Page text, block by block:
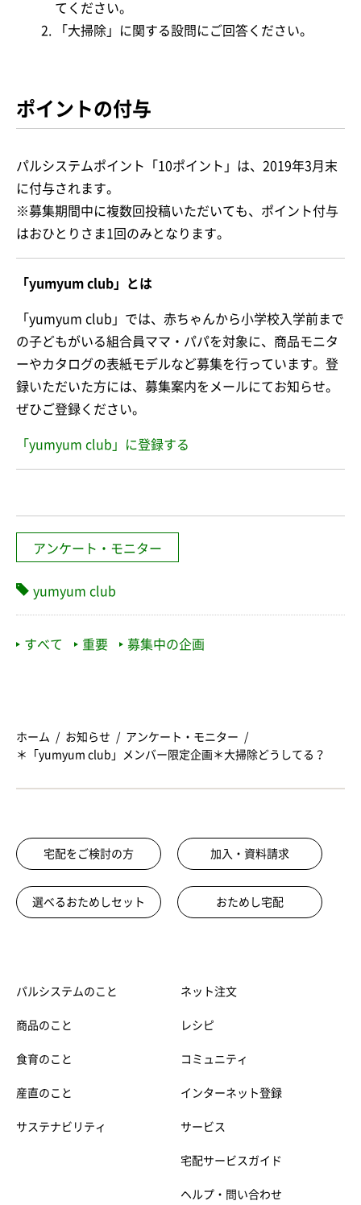
てください。
「大掃除」に関する設問にご回答ください。
ポイントの付与
パルシステムポイント「10ポイント」は、2019年3月末
に付与されます。
※募集期間中に複数回投稿いただいても、ポイント付与
はおひとりさま1回のみとなります。
「yumyum club」とは
「yumyum club」では、赤ちゃんから小学校入学前まで
の子どもがいる組合員ママ・パパを対象に、商品モニタ
ーやカタログの表紙モデルなど募集を行っています。登
録いただいた方には、募集案内をメールにてお知らせ。
ぜひご登録ください。
「yumyum club」に登録する
アンケート・モニター
yumyum club
すべて 重要 募集中の企画
ホーム お知らせ
アンケート・モニター
＊「yumyum club」メンバー限定企画＊大掃除どうしてる？
宅配をご検討の方 加入・資料請求
選べるおためしセット おためし宅配
パルシステムのこと
商品のこと
食育のこと
産直のこと
サステナビリティ
ネット注文
レシピ
コミュニティ
インターネット登録
サービス
宅配サービスガイド
ヘルプ・問い合わせ